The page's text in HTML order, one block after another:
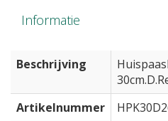
Informatie
Beschrijving
Artikelnummer